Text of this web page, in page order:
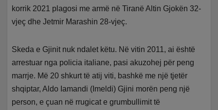
korrik 2021 plagosi me armë në Tiranë Altin Gjokën 32-
vjeç dhe Jetmir Marashin 28-vjeç.
Skeda e Gjinit nuk ndalet këtu. Në vitin 2011, ai është
arrestuar nga policia italiane, pasi akuzohej për peng
marrje. Më 20 shkurt të atij viti, bashkë me një tjetër
shqiptar, Aldo Iamandi (Imeldi) Gjini morën peng një
person, e çuan në rrugicat e grumbullimit të